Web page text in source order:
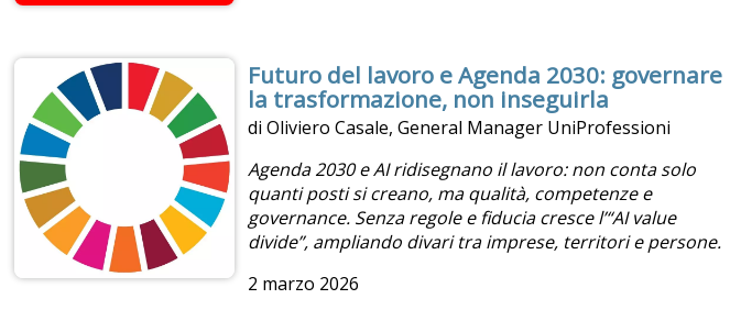
Futuro del lavoro e Agenda 2030: governare
la trasformazione, non inseguirla
di Oliviero Casale, General Manager UniProfessioni
Agenda 2030 e AI ridisegnano il lavoro: non conta solo
quanti posti si creano, ma qualità, competenze e
governance. Senza regole e fiducia cresce l’“AI value
divide”, ampliando divari tra imprese, territori e persone.
2 marzo 2026